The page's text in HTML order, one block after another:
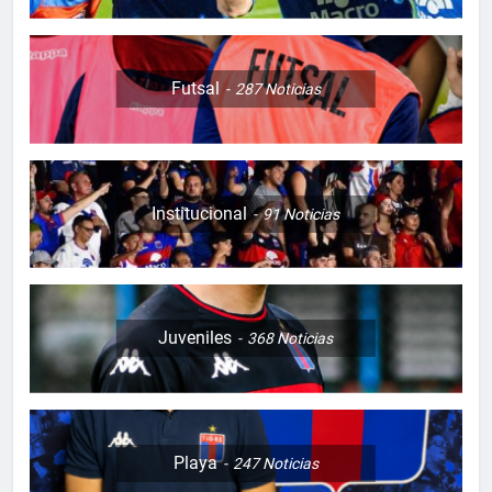
Futsal 287Noticias
Institucional 91Noticias
Juveniles 368Noticias
Playa 247Noticias